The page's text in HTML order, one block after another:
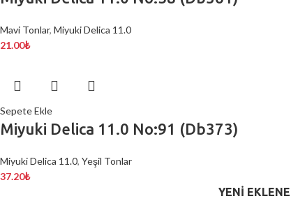
Mavi Tonlar, Miyuki Delica 11.0
21.00₺
Sepete Ekle
Miyuki Delica 11.0 No:91 (Db373)
Miyuki Delica 11.0, Yeşil Tonlar
37.20₺
YENI